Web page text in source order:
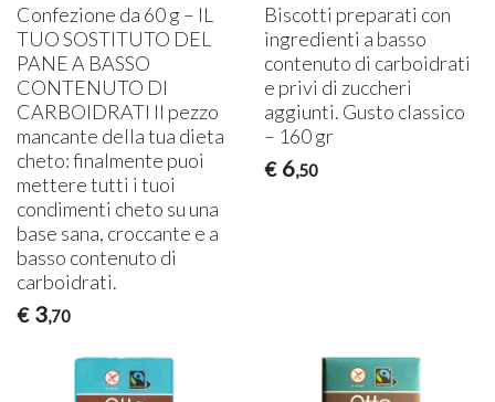
Confezione da 60 g – IL
TUO SOSTITUTO DEL
PANEA BASSO
CONTENUTO DI
CARBOIDRATI Il pezzo
mancante della tua dieta
cheto: finalmente puoi
mettere tutti i tuoi
condimenti cheto su una
base sana, croccante e a
basso contenuto di
carboidrati.
€ 3,70
Biscotti preparati con
ingredienti a basso
contenuto di carboidrati
e privi di zuccheri
aggiunti. Gusto classico
– 160 gr
€ 6,50